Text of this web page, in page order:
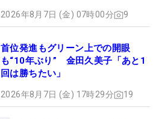
2026年8月7日 (金) 07時00分 9
首位発進もグリーン上での開眼
も“10年ぶり” 金田久美子「あと1
回は勝ちたい」
2026年8月7日 (金) 17時29分 19